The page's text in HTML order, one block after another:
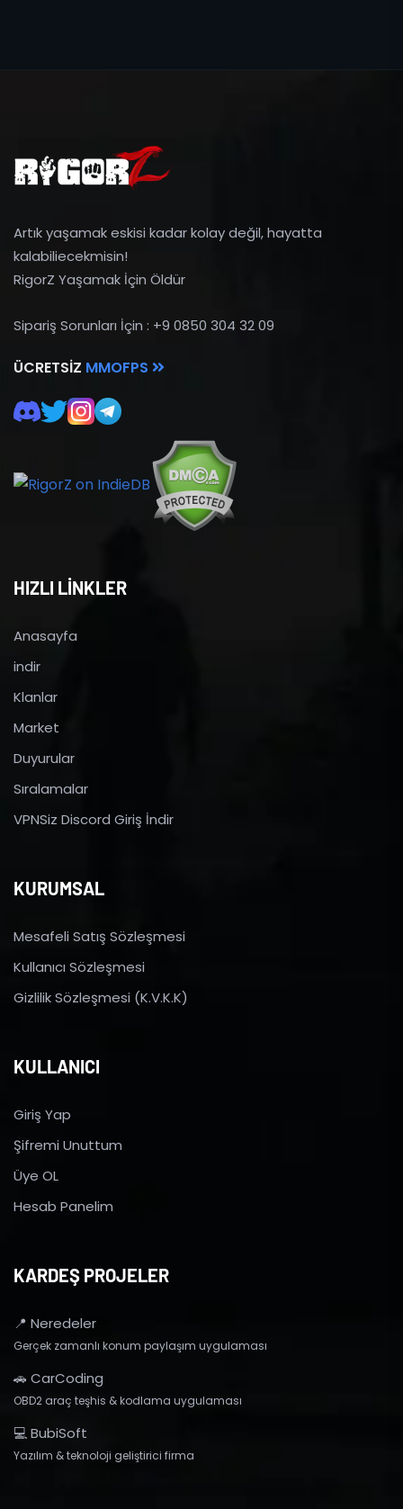
Artık yaşamak eskisi kadar kolay değil, hayatta
kalabiliecekmisin!
RigorZ Yaşamak İçin Öldür
Sipariş Sorunları İçin : +9 0850 304 32 09
ÜCRETSIZ MMOFPS
HIZLI LİNKLER
Anasayfa
indir
Klanlar
Market
Duyurular
Sıralamalar
VPNSiz Discord Giriş İndir
KURUMSAL
Mesafeli Satış Sözleşmesi
Kullanıcı Sözleşmesi
Gizlilik Sözleşmesi (K.V.K.K)
KULLANICI
Giriş Yap
Şifremi Unuttum
Üye OL
Hesab Panelim
KARDEŞ PROJELER
📍 Neredeler
Gerçek zamanlı konum paylaşım uygulaması
🚗 CarCoding
OBD2 araç teşhis & kodlama uygulaması
💻 BubiSoft
Yazılım & teknoloji geliştirici firma